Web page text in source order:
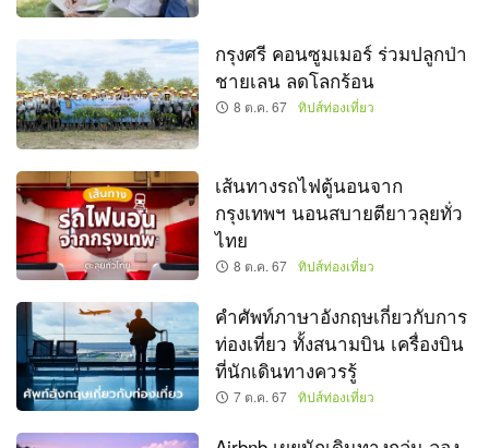
กรุงศรี คอนซูมเมอร์ ร่วมปลูกป่า
ชายเลน ลดโลกร้อน
8 ต.ค. 67 ทิปส์ท่องเที่ยว
เส้นทางรถไฟตู้นอนจาก
กรุงเทพฯ นอนสบายตียาวลุยทั่ว
ไทย
8 ต.ค. 67 ทิปส์ท่องเที่ยว
คำศัพท์ภาษาอังกฤษเกี่ยวกับการ
ท่องเที่ยว ทั้งสนามบิน เครื่องบิน
ที่นักเดินทางควรรู้
7 ต.ค. 67 ทิปส์ท่องเที่ยว